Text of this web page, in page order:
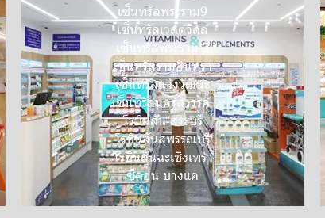
เซ็นทรัลพระราม9
เซ็นทรัลเวสต์วิลล์
เซ็นทรัลพระราม 2
เซ็นทรัลรามอินทรา
เซ็นทรัลแจ้งวัฒนะ
เซ็นทรัลนครสวรรค์
โรบินสัน สระบุรี
โรบินสันสุพรรณบุรี
โรบินสันฉะเชิงเทรา
ซีคอน บางแค